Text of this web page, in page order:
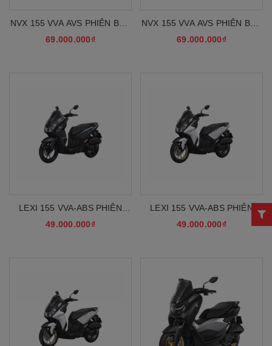
NVX 155 VVA AVS PHIÊN BẢN
SPORT
69.000.000₫
NVX 155 VVA AVS PHIÊN BẢN
GP
69.000.000₫
LEXI 155 VVA-ABS PHIÊN
BẢN TIÊU CHUẨN MỚI 2026
49.000.000₫
LEXI 155 VVA-ABS PHIÊN
BẢN TIÊU CHUẨN MỚI 2026
49.000.000₫